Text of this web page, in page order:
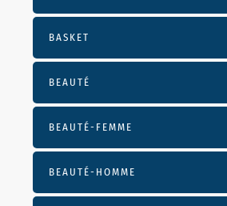
BASKET
BEAUTÉ
BEAUTÉ-FEMME
BEAUTÉ-HOMME